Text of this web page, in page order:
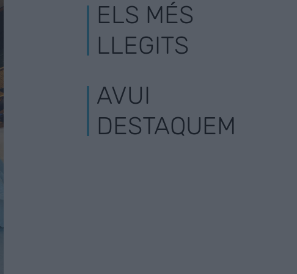
ELS MÉS
LLEGITS
AVUI
DESTAQUEM